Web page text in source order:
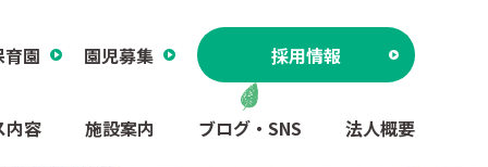
育園 園児募集 採用情報
内容 施設案内 ブログ・SNS 法人概要